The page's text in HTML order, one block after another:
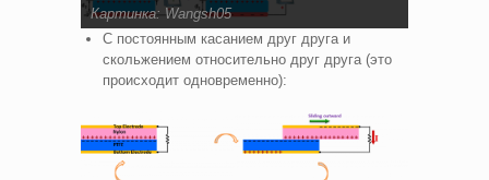
Картинка: Wangsh05
С постоянным касанием друг друга и
скольжением относительно друг друга (это
происходит одновременно):